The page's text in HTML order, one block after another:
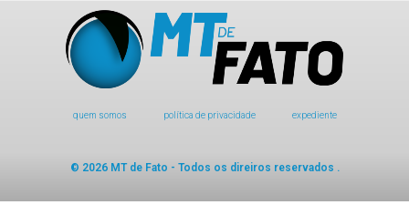
quem somos política de privacidade expediente
© 2026 MT de Fato - Todos os direiros reservados .